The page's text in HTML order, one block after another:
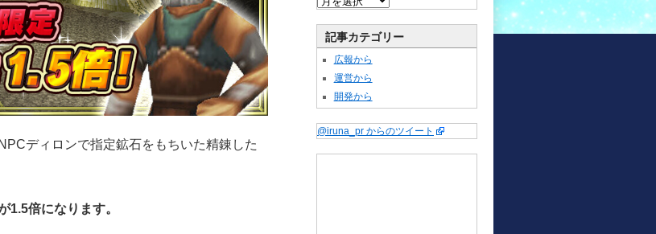
ディロンで指定鉱石をもちいた精錬した
1.5倍になります。
記事カテゴリー
広報から
運営から
開発から
@iruna_pr からのツイート